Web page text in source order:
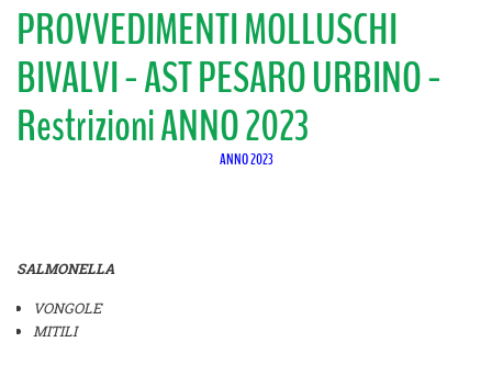
PROVVEDIMENTI MOLLUSCHI
BIVALVI - AST PESARO URBINO -
Restrizioni ANNO 2023
ANNO 2023
SALMONELLA
VONGOLE
MITILI